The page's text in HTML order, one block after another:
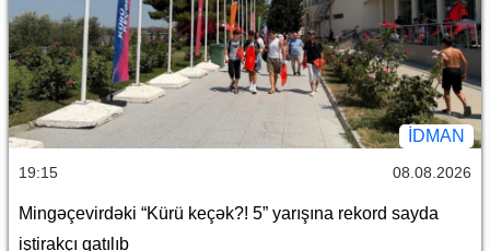
İDMAN
19:15 08.08.2026
Mingəçevirdəki “Kürü keçək?! 5” yarışına rekord sayda
iştirakçı qatılıb